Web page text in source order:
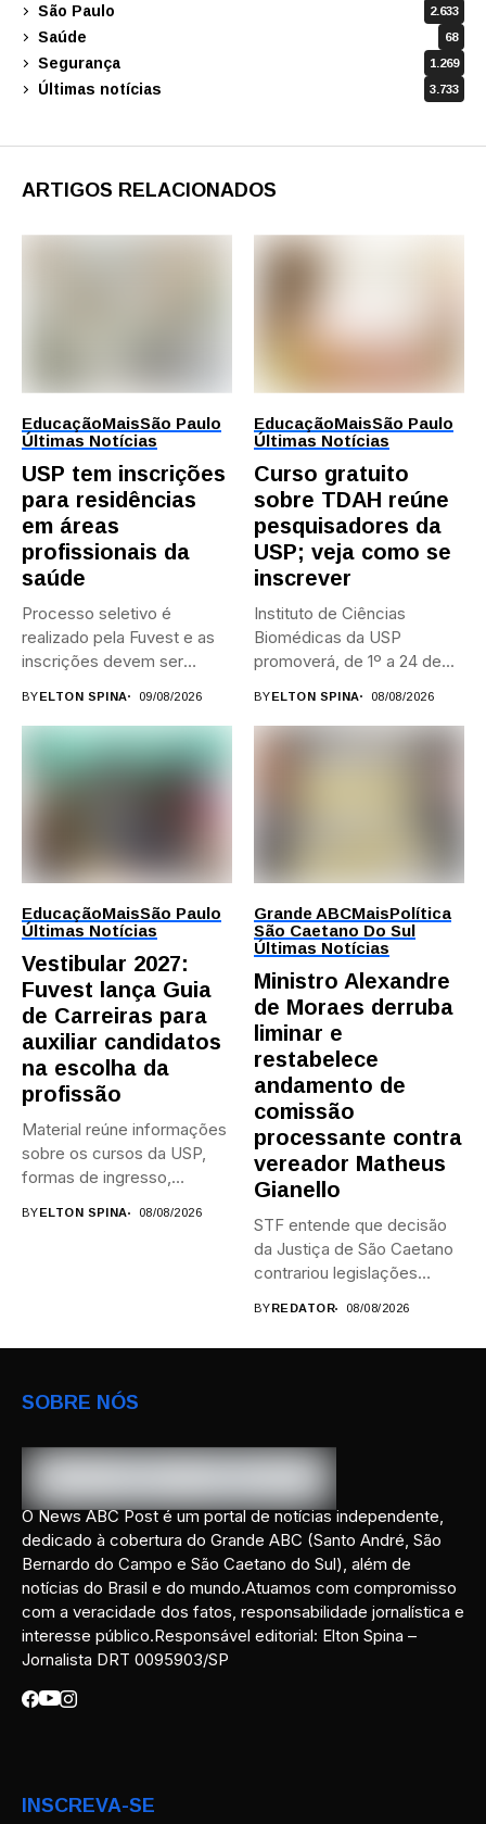
São Paulo 2.633
Saúde 68
Segurança 1.269
Últimas notícias 3.733
ARTIGOS RELACIONADOS
EducaçãoMaisSão Paulo
Últimas Notícias
USP tem inscrições
para residências
em áreas
profissionais da
saúde
Processo seletivo é
realizado pela Fuvest e as
inscrições devem ser
BYELTON SPINA 09/08/2026
EducaçãoMaisSão Paulo
Últimas Notícias
Curso gratuito
sobre TDAH reúne
pesquisadores da
USP; veja como se
inscrever
Instituto de Ciências
Biomédicas da USP
promoverá, de 1º a 24 de...
BYELTON SPINA 08/08/2026
EducaçãoMaisSão Paulo
Últimas Notícias
Vestibular 2027:
Fuvest lança Guia
de Carreiras para
auxiliar candidatos
na escolha da
profissão
Material reúne informações
sobre os cursos da USP,
formas de ingresso,
BYELTON SPINA 08/08/2026
Grande ABCMaisPolítica
São Caetano Do Sul
Últimas Notícias
Ministro Alexandre
de Moraes derruba
liminar e
restabelece
andamento de
comissão
processante contra
vereador Matheus
Gianello
STF entende que decisão
da Justiça de São Caetano
contrariou legislações
BYREDATOR 08/08/2026
SOBRE NÓS
O News ABC Post é um portal de notícias independente,
dedicado à cobertura do Grande ABC (Santo André, São
Bernardo do Campo e São Caetano do Sul), além de
notícias do Brasil e do mundo.Atuamos com compromisso
com a veracidade dos fatos, responsabilidade jornalística e
interesse público.Responsável editorial: Elton Spina –
Jornalista DRT 0095903/SP
INSCREVA-SE